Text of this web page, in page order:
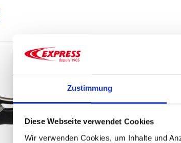
Zustimmung
Diese Webseite verwendet Cookies
Wir verwenden Cookies, um Inhalte und